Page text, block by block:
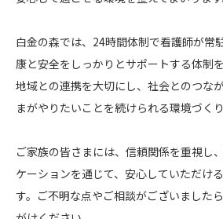
白金の森では、24時間体制で看護師が常
康と安全をしっかりとサポートする体制
地域との連携を大切にし、社会とのつな
まがやりたいことを続けられる環境づく
ご家族の皆さまには、信頼関係を重視し
ケーションを通じて、安心していただけ
す。ご不明な点やご相談がございました